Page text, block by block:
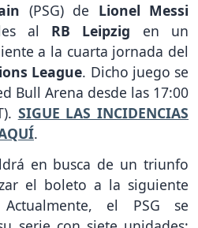
(PSG) de Lionel Messi
al RB Leipzig en un
a la cuarta jornada del
League. Dicho juego se
Bull Arena desde las 17:00
SIGUE LAS INCIDENCIAS
.
en busca de un triunfo
el boleto a la siguiente
el PSG se